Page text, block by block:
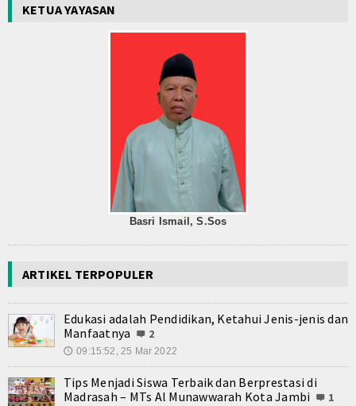
KETUA YAYASAN
Basri Ismail, S.Sos
ARTIKEL TERPOPULER
Edukasi adalah Pendidikan, Ketahui Jenis-jenis dan
Manfaatnya
2
🕔 09:15:52, 25 Mar 2022
Tips Menjadi Siswa Terbaik dan Berprestasi di
Madrasah – MTs Al Munawwarah Kota Jambi
1